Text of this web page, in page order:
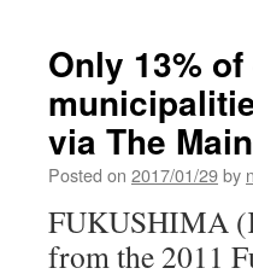
is
worrying
about
US-
Russia
nuclear
war
via
Christian
Only 13%
via The
Posted on 2017/01/29by
FUKUSHIMA
from the 2011